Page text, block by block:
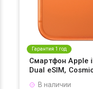
Гарантия 1 год
Смартфон Apple
Dual eSIM,
В наличии